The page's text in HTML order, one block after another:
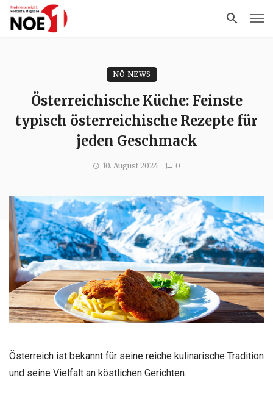
NÖ NEWS
Österreichische Küche: Feinste
typisch österreichische Rezepte für
jeden Geschmack
10. August 2024 0
Österreich ist bekannt für seine reiche kulinarische Tradition
und seine Vielfalt an köstlichen Gerichten.